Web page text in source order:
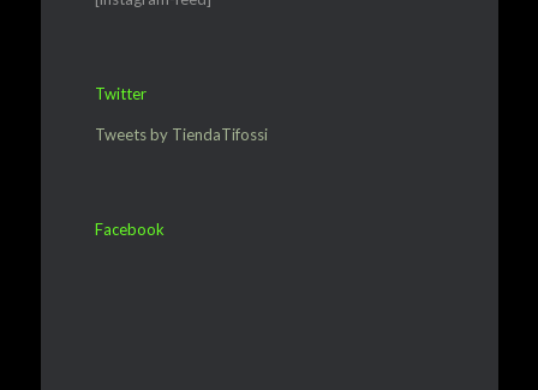
Twitter
Tweets by TiendaTifossi
Facebook